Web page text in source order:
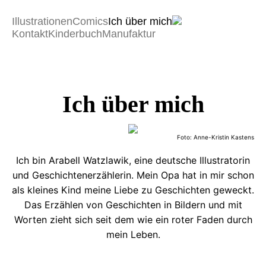
IllustrationenComicsIch über mich
KontaktKinderbuchManufaktur
Ich über mich
Foto: Anne-Kristin Kastens
Ich bin Arabell Watzlawik, eine deutsche Illustratorin
und Geschichtenerzählerin. Mein Opa hat in mir schon
als kleines Kind meine Liebe zu Geschichten geweckt.
Das Erzählen von Geschichten in Bildern und mit
Worten zieht sich seit dem wie ein roter Faden durch
mein Leben.